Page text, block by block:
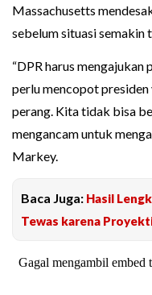
Massachusetts
sebelum situasi semakin
“DPR harus mengajukan
perlu mencopot
perang. Kita tidak bisa
mengancam untuk
Markey.
Baca Juga: Hasil
Tewas karena